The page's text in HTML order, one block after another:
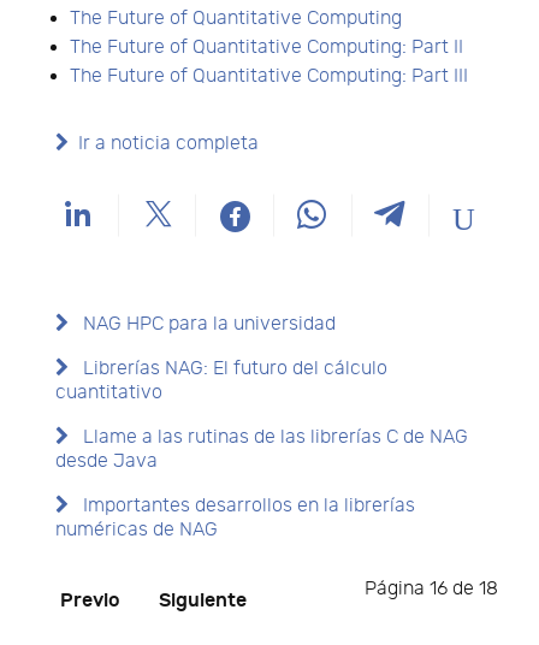
The Future of Quantitative Computing
The Future of Quantitative Computing: Part II
The Future of Quantitative Computing: Part III
Ir a noticia completa
NAG HPC para la universidad
Librerías NAG: El futuro del cálculo
cuantitativo
Llame a las rutinas de las librerías C de NAG
desde Java
Importantes desarrollos en la librerías
numéricas de NAG
Página 16 de 18
Previo Siguiente